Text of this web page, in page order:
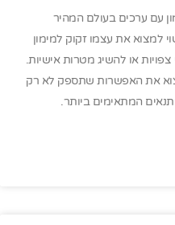
עם ערכים בעולם המהיר
למצוא את עצמו זקוק למימון
או להשיג מטרות אישיות.
את האפשרות שתספק לא רק
המתאימים ביותר.